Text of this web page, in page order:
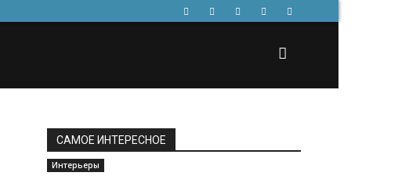
САМОЕ ИНТЕРЕСНОЕ
Интерьеры